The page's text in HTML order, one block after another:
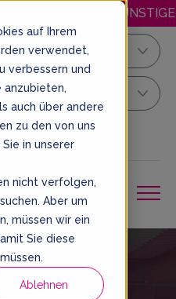
auf Ihrem
verwendet,
verbessern und
anzubieten,
auch über andere
zu den von uns
in unserer
nicht verfolgen,
Aber um
müssen wir ein
Sie diese
Ablehnen
GÜNSTIGER
DE
im